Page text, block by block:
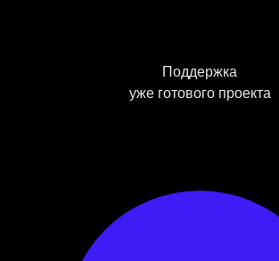
Поддержка
уже готового проекта